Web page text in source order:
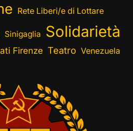
Rete Liberi/e di Lottare
Sinigaglia Solidarietà
Firenze Teatro Venezuela